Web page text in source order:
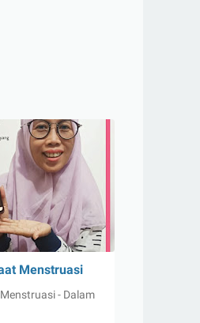
Menstruasi
- Dalam